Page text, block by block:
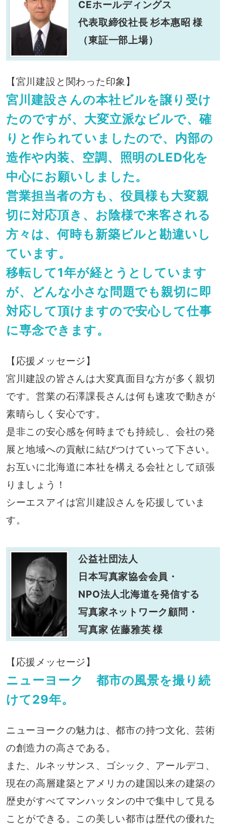
CEホールディングス
代表取締役社長 杉本惠昭 様
（東証一部上場）
【宮川建設と関わった印象】
宮川建設さんの本社ビルを譲り受け
たのですが、大変立派なビルで、確
りと作られていましたので、内部の
造作や内装、空調、照明のLED化を
中心にお願いしました。
営業担当者の方も、役員様も大変親
切に対応頂き、お陰様で来客される
方々は、何時も新築ビルと勘違いし
ています。
移転して1年が経とうとしています
が、どんな小さな問題でも親切に即
対応して頂けますので安心して仕事
に専念できます。
【応援メッセージ】
宮川建設の皆さんは大変真面目な方が多く親切
です。営業の石澤課長さんは何も速攻で動きが
素晴らしく安心です。
是非この安心感を何時までも持続し、会社の発
展と地域への貢献に結びつけていって下さい。
お互いに北海道に本社を構える会社として頑張
りましょう！
シーエスアイは宮川建設さんを応援していま
す。
公益社団法人
日本写真家協会会員・
NPO法人北海道を発信する
写真家ネットワーク顧問・
写真家 佐藤雅英 様
【応援メッセージ】
ニューヨーク 都市の風景を撮り続
けて29年。
ニューヨークの魅力は、都市の持つ文化、芸術
の創造力の高さである。
また、ルネッサンス、ゴシック、アールデコ、
現在の高層建築とアメリカの建国以来の建築の
歴史がすべてマンハッタンの中で集中して見る
ことができる。この美しい都市は歴代の優れた